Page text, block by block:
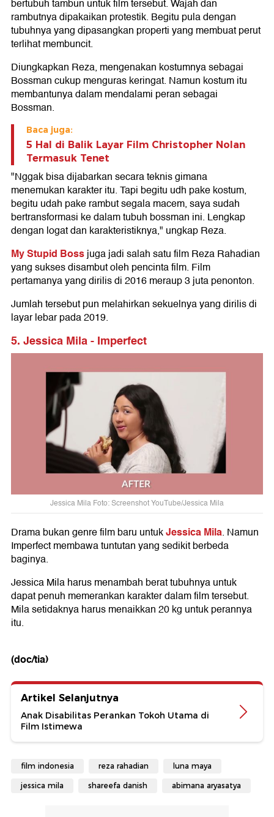
bertubuh tambun untuk film tersebut. Wajah dan
rambutnya dipakaikan protestik. Begitu pula dengan
tubuhnya yang dipasangkan properti yang membuat perut
terlihat membuncit.
Diungkapkan Reza, mengenakan kostumnya sebagai
Bossman cukup menguras keringat. Namun kostum itu
membantunya dalam mendalami peran sebagai
Bossman.
Baca juga:
5 Hal di Balik Layar Film Christopher Nolan
Termasuk Tenet
"Nggak bisa dijabarkan secara teknis gimana
menemukan karakter itu. Tapi begitu udh pake kostum,
begitu udah pake rambut segala macem, saya sudah
bertransformasi ke dalam tubuh bossman ini. Lengkap
dengan logat dan karakteristiknya," ungkap Reza.
My Stupid Bossjuga jadi salah satu film Reza Rahadian
yang sukses disambut oleh pencinta film. Film
pertamanya yang dirilis di 2016 meraup 3 juta penonton.
Jumlah tersebut pun melahirkan sekuelnya yang dirilis di
layar lebar pada 2019.
5. Jessica Mila - Imperfect
Jessica Mila Foto: Screenshot YouTube/Jessica Mila
Drama bukan genre film baru untukJessica Mila. Namun
Imperfect membawa tuntutan yang sedikit berbeda
baginya.
Jessica Mila harus menambah berat tubuhnya untuk
dapat penuh memerankan karakter dalam film tersebut.
Mila setidaknya harus menaikkan 20 kg untuk perannya
itu.
(doc/tia)
Artikel Selanjutnya
Anak Disabilitas Perankan Tokoh Utama di
Film Istimewa
film indonesia reza rahadian luna maya
jessica mila shareefa danish abimana aryasatya